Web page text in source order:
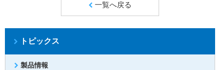
一覧へ戻る
トピックス
製品情報